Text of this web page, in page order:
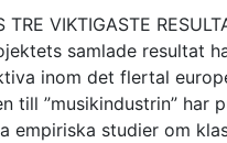
TRE VIKTIGASTE
samlade resultat
inom det flertal
till ”musikindustrin” har
empiriska studier om